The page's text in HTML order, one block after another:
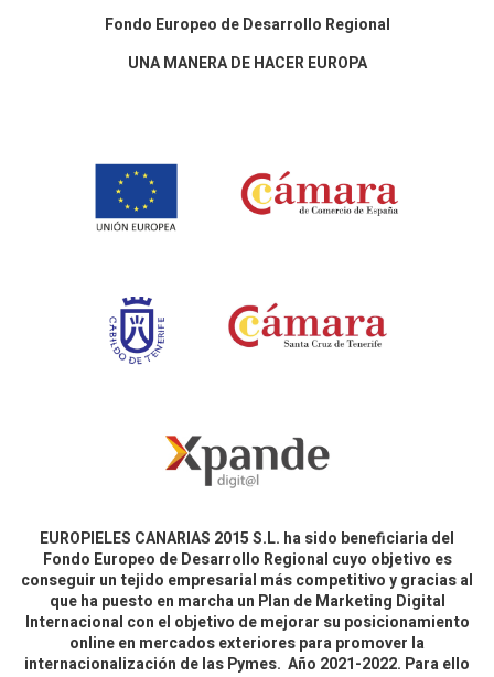
Fondo Europeo de Desarrollo Regional
UNA MANERA DE HACER EUROPA
EUROPIELES CANARIAS 2015 S.L. ha sido beneficiaria del
Fondo Europeo de Desarrollo Regional cuyo objetivo es
conseguir un tejido empresarial más competitivo y gracias al
que ha puesto en marcha un Plan de Marketing Digital
Internacional con el objetivo de mejorar su posicionamiento
online en mercados exteriores para promover la
internacionalización de las Pymes. Año 2021-2022. Para ello